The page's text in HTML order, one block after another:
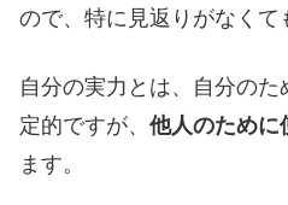
ので、特に見返りがなくて
自分の実力とは、自分の
定的ですが、 他人のために
ます。